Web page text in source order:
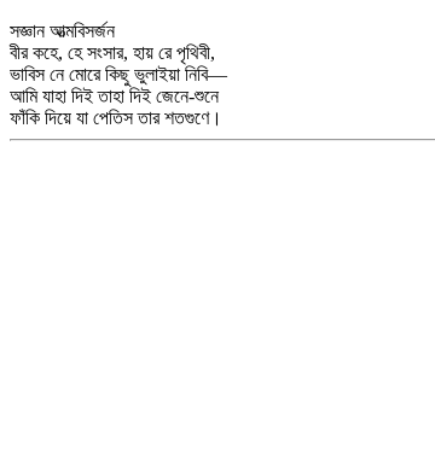
সজ্ঞান আত্মবিসর্জন
বীর কহে, হে সংসার, হায় রে পৃথিবী,
ভাবিস নে মোরে কিছু ভুলাইয়া নিবি—
আমি যাহা দিই তাহা দিই জেনে-শুনে
ফাঁকি দিয়ে যা পেতিস তার শতগুণে।